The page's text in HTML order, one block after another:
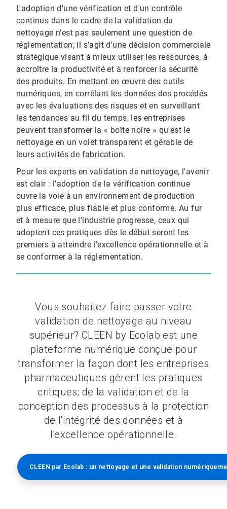
L'adoption d'une vérification et d'un contrôle
continus dans le cadre de la validation du
nettoyage n'est pas seulement une question de
réglementation; il s'agit d'une décision commerciale
stratégique visant à mieux utiliser les ressources, à
accroître la productivité et à renforcer la sécurité
des produits. En mettant en œuvre des outils
numériques, en corrélant les données des procédés
avec les évaluations des risques et en surveillant
les tendances au fil du temps, les entreprises
peuvent transformer la « boîte noire » qu'est le
nettoyage en un volet transparent et gérable de
leurs activités de fabrication.
Pour les experts en validation de nettoyage, l'avenir
est clair : l'adoption de la vérification continue
ouvre la voie à un environnement de production
plus efficace, plus fiable et plus conforme. Au fur
et à mesure que l'industrie progresse, ceux qui
adoptent ces pratiques dès le début seront les
premiers à atteindre l'excellence opérationnelle et à
se conformer à la réglementation.
Vous souhaitez faire passer votre
validation de nettoyage au niveau
supérieur? CLEEN by Ecolab est une
plateforme numérique conçue pour
transformer la façon dont les entreprises
pharmaceutiques gèrent les pratiques
critiques; de la validation et de la
conception des processus à la protection
de l'intégrité des données et à
l'excellence opérationnelle.
CLEEN par Ecolab : un nettoyage et une validation